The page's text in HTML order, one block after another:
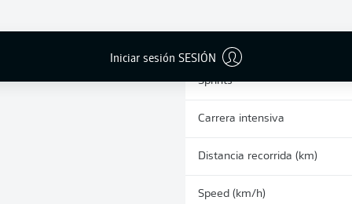
Iniciar sesión SESIÓN
Sprints
Carrera intensiva
Distancia recorrida (km)
Speed (km/h)